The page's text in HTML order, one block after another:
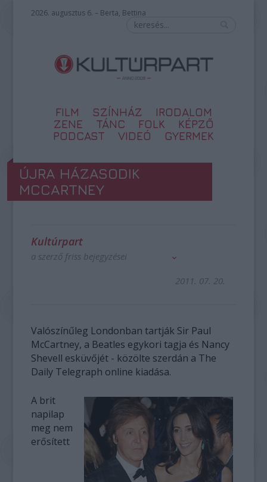
2026. augusztus 6. – Berta, Bettina
FILM SZÍNHÁZ
IRODALOM
ZENE
TÁNC FOLK
KÉPZŐ
PODCAST
VIDEÓ GYERMEK
ÚJRA HÁZASODIK
MCCARTNEY
Kultúrpart
a szerző friss bejegyzései
2011. 07. 20.
Valószínűleg Londonban tartják Sir Paul
McCartney, a Beatles egykori tagja és Nancy
Shevell esküvőjét - közölte szerdán a The
Daily Telegraph online kiadása.
A brit
napilap
meg nem
erősített